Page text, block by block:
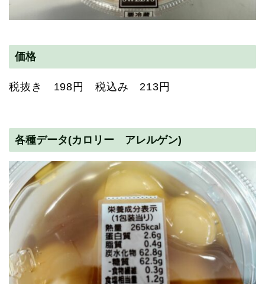
価格
税抜き 198円 税込み 213円
各種データ(カロリー アレルゲン)